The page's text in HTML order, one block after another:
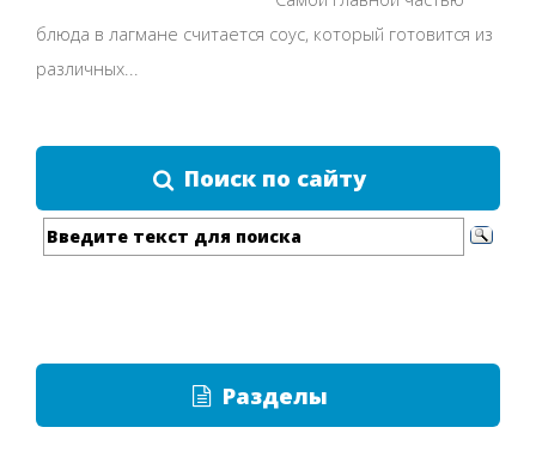
блюда в лагмане считается соус, который готовится из
различных...
Поиск по сайту
Разделы